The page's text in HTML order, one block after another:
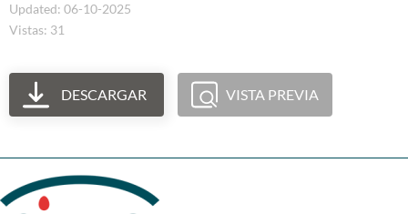
Updated: 06-10-2025
Vistas: 31
DESCARGAR VISTA PREVIA